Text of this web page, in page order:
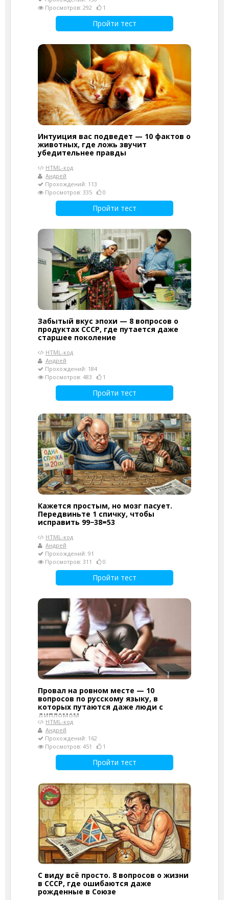
Просмотров: 292
1
Пройти тест
Интуиция вас подведет — 10 фактов о
животных, где ложь звучит
убедительнее правды
HTML-код
Андрей
Прохождений: 113
Просмотров: 335
0
Пройти тест
Забытый вкус эпохи — 8 вопросов о
продуктах СССР, где путается даже
старшее поколение
HTML-код
Андрей
Прохождений: 184
Просмотров: 483
1
Пройти тест
Кажется простым, но мозг пасует.
Передвиньте 1 спичку, чтобы
исправить 99−38=53
HTML-код
Андрей
Прохождений: 91
Просмотров: 311
0
Пройти тест
Провал на ровном месте — 10
вопросов по русскому языку, в
которых путаются даже люди с
дипломом
HTML-код
Андрей
Прохождений: 162
Просмотров: 451
1
Пройти тест
С виду всё просто. 8 вопросов о жизни
в СССР, где ошибаются даже
рожденные в Союзе